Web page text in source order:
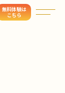
無料体験は
こちら